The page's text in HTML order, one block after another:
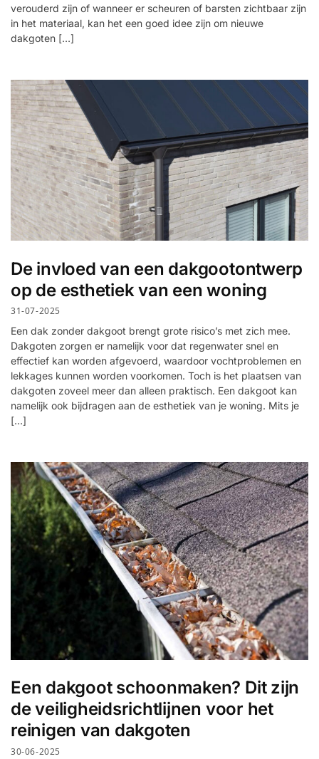
verouderd zijn of wanneer er scheuren of barsten zichtbaar zijn
in het materiaal, kan het een goed idee zijn om nieuwe
dakgoten […]
De invloed van een dakgootontwerp
op de esthetiek van een woning
31-07-2025
Een dak zonder dakgoot brengt grote risico’s met zich mee.
Dakgoten zorgen er namelijk voor dat regenwater snel en
effectief kan worden afgevoerd, waardoor vochtproblemen en
lekkages kunnen worden voorkomen. Toch is het plaatsen van
dakgoten zoveel meer dan alleen praktisch. Een dakgoot kan
namelijk ook bijdragen aan de esthetiek van je woning. Mits je
[…]
Een dakgoot schoonmaken? Dit zijn
de veiligheidsrichtlijnen voor het
reinigen van dakgoten
30-06-2025